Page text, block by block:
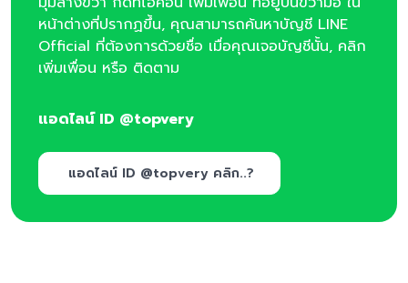
หน้าต่างที่ปรากฏขึ้น, คุณสามารถค้นหาบัญชี LINE
Official ที่ต้องการด้วยชื่อ เมื่อคุณเจอบัญชีนั้น, คลิก
เพิ่มเพื่อน หรือ ติดตาม
แอดไลน์ ID @topvery
แอดไลน์ ID @topvery คลิก..?